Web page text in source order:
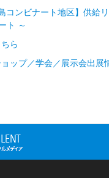
コンビナート地区】供
ト ～
ら
ップ／学会／展示会出展